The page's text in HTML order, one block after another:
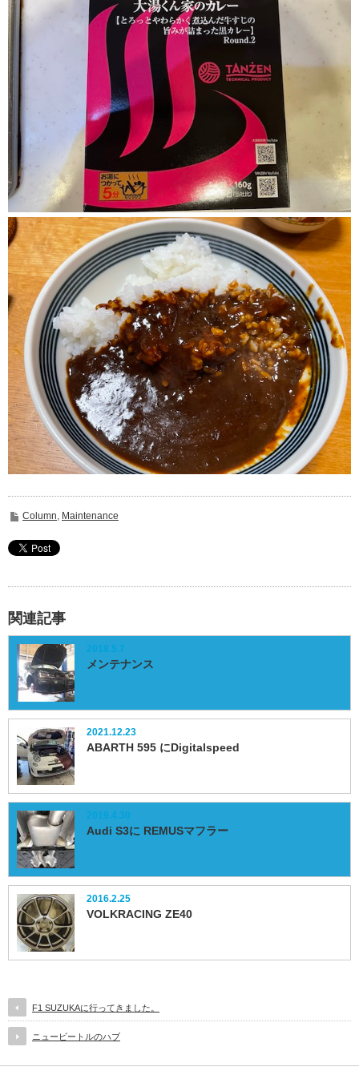
Column, Maintenance
関連記事
2018.5.7
メンテナンス
2021.12.23
ABARTH 595 にDigitalspeed
2019.4.30
Audi S3に REMUSマフラー
2016.2.25
VOLKRACING ZE40
F1 SUZUKAに行ってきました。
ニュービートルのハブ